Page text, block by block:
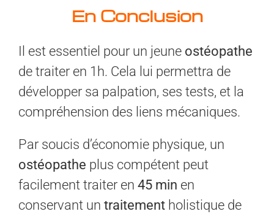
En Conclusion
Il est essentiel pour un jeune ostéopathe
de traiter en 1h. Cela lui permettra de
développer sa palpation, ses tests, et la
compréhension des liens mécaniques.
Par soucis d’économie physique, un
ostéopathe plus compétent peut
facilement traiter en 45 min en
conservant un traitement holistique de